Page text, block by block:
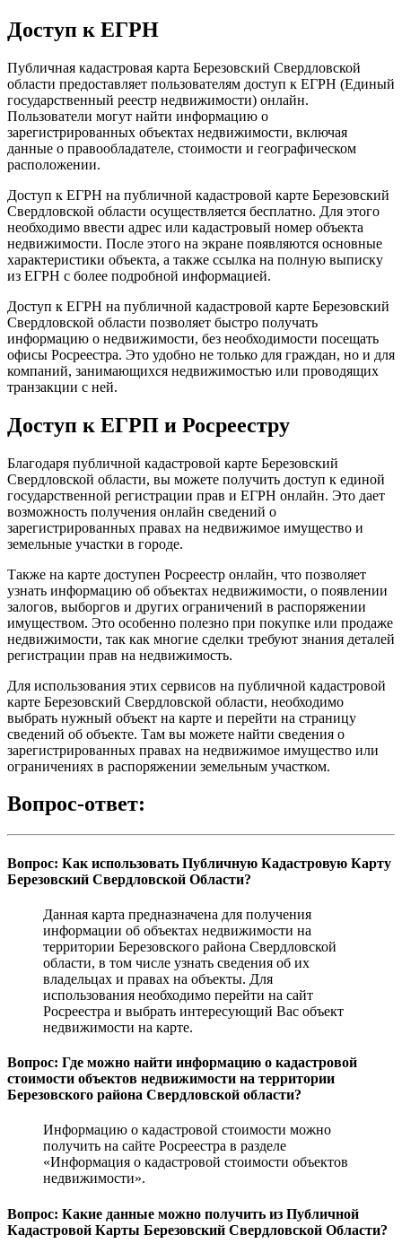
Доступ к ЕГРН
Публичная кадастровая карта Березовский Свердловской
области предоставляет пользователям доступ к ЕГРН (Единый
государственный реестр недвижимости) онлайн.
Пользователи могут найти информацию о
зарегистрированных объектах недвижимости, включая
данные о правообладателе, стоимости и географическом
расположении.
Доступ к ЕГРН на публичной кадастровой карте Березовский
Свердловской области осуществляется бесплатно. Для этого
необходимо ввести адрес или кадастровый номер объекта
недвижимости. После этого на экране появляются основные
характеристики объекта, а также ссылка на полную выписку
из ЕГРН с более подробной информацией.
Доступ к ЕГРН на публичной кадастровой карте Березовский
Свердловской области позволяет быстро получать
информацию о недвижимости, без необходимости посещать
офисы Росреестра. Это удобно не только для граждан, но и для
компаний, занимающихся недвижимостью или проводящих
транзакции с ней.
Доступ к ЕГРП и Росреестру
Благодаря публичной кадастровой карте Березовский
Свердловской области, вы можете получить доступ к единой
государственной регистрации прав и ЕГРН онлайн. Это дает
возможность получения онлайн сведений о
зарегистрированных правах на недвижимое имущество и
земельные участки в городе.
Также на карте доступен Росреестр онлайн, что позволяет
узнать информацию об объектах недвижимости, о появлении
залогов, выборгов и других ограничений в распоряжении
имуществом. Это особенно полезно при покупке или продаже
недвижимости, так как многие сделки требуют знания деталей
регистрации прав на недвижимость.
Для использования этих сервисов на публичной кадастровой
карте Березовский Свердловской области, необходимо
выбрать нужный объект на карте и перейти на страницу
сведений об объекте. Там вы можете найти сведения о
зарегистрированных правах на недвижимое имущество или
ограничениях в распоряжении земельным участком.
Вопрос-ответ:
Вопрос: Как использовать Публичную Кадастровую Карту
Березовский Свердловской Области?
Данная карта предназначена для получения
информации об объектах недвижимости на
территории Березовского района Свердловской
области, в том числе узнать сведения об их
владельцах и правах на объекты. Для
использования необходимо перейти на сайт
Росреестра и выбрать интересующий Вас объект
недвижимости на карте.
Вопрос: Где можно найти информацию о кадастровой
стоимости объектов недвижимости на территории
Березовского района Свердловской области?
Информацию о кадастровой стоимости можно
получить на сайте Росреестра в разделе
«Информация о кадастровой стоимости объектов
недвижимости».
Вопрос: Какие данные можно получить из Публичной
Кадастровой Карты Березовский Свердловской Области?